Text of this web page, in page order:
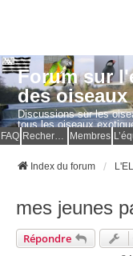
Forum sur
des oiseaux
Discussions sur les
tous les oiseaux
Questions, photos,
FAQ Membres
Index du forum
mes jeunes
Répondre